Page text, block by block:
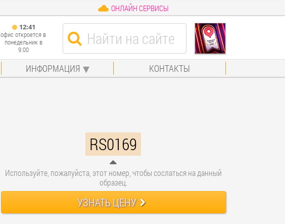
ОНЛАЙН СЕРВИСЫ
12:41
офис откроется в
понедельник в
9:00
ИНФОРМАЦИЯ КОНТАКТЫ
RS0169
Используйте, пожалуйста, этот номер, чтобы сослаться на данный
образец.
УЗНАТЬ ЦЕНУ